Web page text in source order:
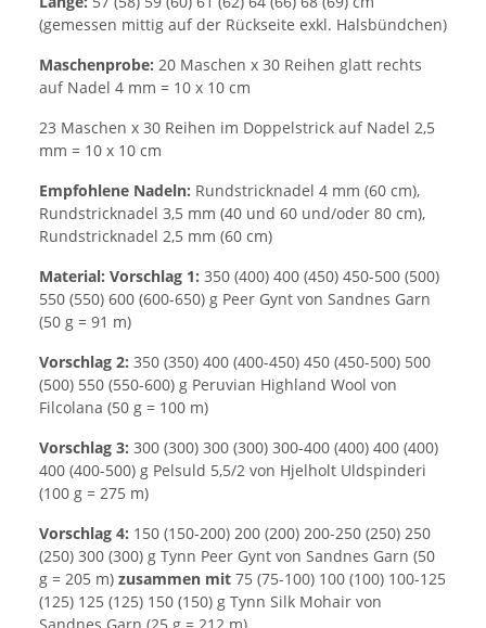
(gemessen mittig auf der Rückseite exkl. Halsbündchen)
Maschenprobe: 20 Maschen x 30 Reihen glatt rechts
auf Nadel 4 mm = 10 x 10 cm
23 Maschen x 30 Reihen im Doppelstrick auf Nadel 2,5
mm = 10 x 10 cm
Empfohlene Nadeln: Rundstricknadel 4 mm (60 cm),
Rundstricknadel 3,5 mm (40 und 60 und/oder 80 cm),
Rundstricknadel 2,5 mm (60 cm)
Material: Vorschlag 1: 350 (400) 400 (450) 450-500 (500)
550 (550) 600 (600-650) g Peer Gynt von Sandnes Garn
(50 g = 91 m)
Vorschlag 2: 350 (350) 400 (400-450) 450 (450-500) 500
(500) 550 (550-600) g Peruvian Highland Wool von
Filcolana (50 g = 100 m)
Vorschlag 3: 300 (300) 300 (300) 300-400 (400) 400 (400)
400 (400-500) g Pelsuld 5,5/2 von Hjelholt Uldspinderi
(100 g = 275 m)
Vorschlag 4: 150 (150-200) 200 (200) 200-250 (250) 250
(250) 300 (300) g Tynn Peer Gynt von Sandnes Garn (50
g = 205 m) zusammen mit 75 (75-100) 100 (100) 100-125
(125) 125 (125) 150 (150) g Tynn Silk Mohair von